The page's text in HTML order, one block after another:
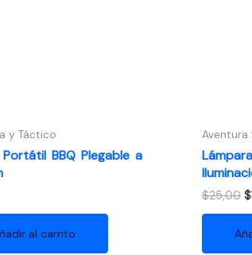
y Táctico
Portátil BBQ Plegable a
al carrito
Aventura
$25,00 El
$